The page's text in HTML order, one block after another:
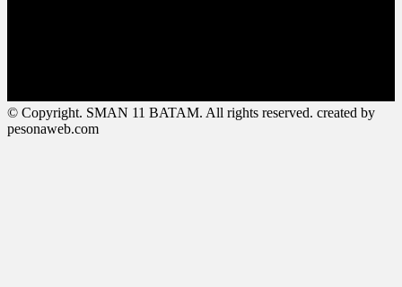
© Copyright. SMAN 11 BATAM. All rights reserved. created by
pesonaweb.com